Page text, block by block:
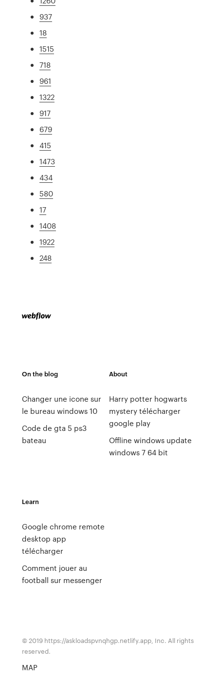
937
18
1515
718
961
1322
917
679
415
1473
434
580
17
1408
1922
248
On the blog
Changer une icone sur
le bureau windows 10
Code de gta 5 ps3
bateau
About
Harry potter hogwarts
mystery télécharger
google play
Offline windows update
windows 7 64 bit
Learn
Google chrome remote
desktop app
télécharger
Comment jouer au
football sur messenger
© 2019 https://askloadspvnqhgp.netlify.app, Inc. All rights
reserved.
MAP